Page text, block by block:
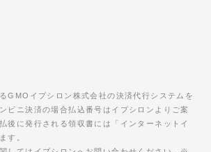
GMOイプシロン株式会社の決済代行システムを
ビニ決済の場合払込番号はイプシロンよりご案
後に発行される領収書には「インターネットイ
す。